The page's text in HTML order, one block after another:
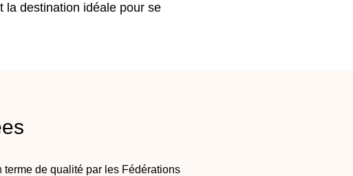
la destination idéale pour se
de qualité par les Fédérations